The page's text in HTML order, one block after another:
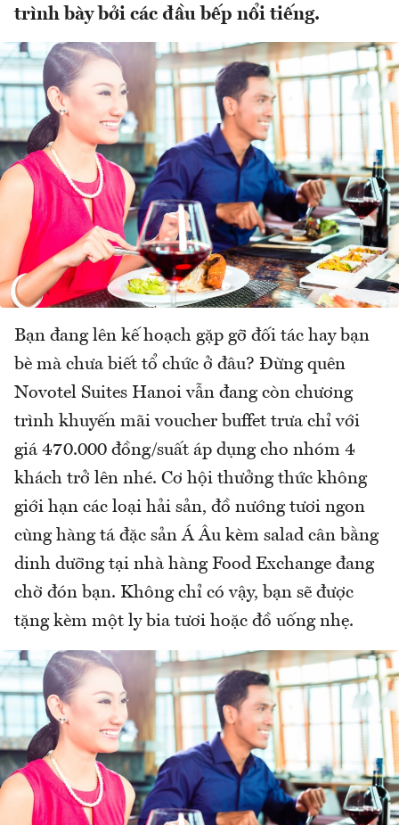
trình bày bởi các đầu bếp nổi tiếng.
Bạn đang lên kế hoạch gặp gỡ đối tác hay bạn
bè mà chưa biết tổ chức ở đâu? Đừng quên
Novotel Suites Hanoi vẫn đang còn chương
trình khuyến mãi voucher buffet trưa chỉ với
giá 470.000 đồng/suất áp dụng cho nhóm 4
khách trở lên nhé. Cơ hội thưởng thức không
giới hạn các loại hải sản, đồ nướng tươi ngon
cùng hàng tá đặc sản Á Âu kèm salad cân bằng
dinh dưỡng tại nhà hàng Food Exchange đang
chờ đón bạn. Không chỉ có vậy, bạn sẽ được
tặng kèm một ly bia tươi hoặc đồ uống nhẹ.